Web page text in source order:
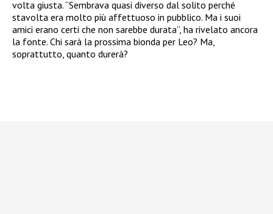
volta giusta. “Sembrava quasi diverso dal solito perché
stavolta era molto più affettuoso in pubblico. Ma i suoi
amici erano certi che non sarebbe durata”, ha rivelato ancora
la fonte. Chi sarà la prossima bionda per Leo? Ma,
soprattutto, quanto durerà?